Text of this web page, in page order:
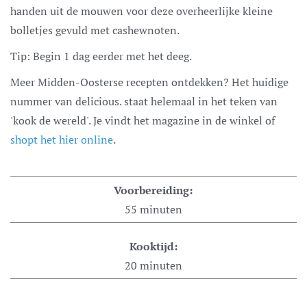
handen uit de mouwen voor deze overheerlijke kleine
bolletjes gevuld met cashewnoten.
Tip: Begin 1 dag eerder met het deeg.
Meer Midden-Oosterse recepten ontdekken? Het huidige
nummer van delicious. staat helemaal in het teken van
'kook de wereld'. Je vindt het magazine in de winkel of
shopt het hier online.
Voorbereiding:
55 minuten
Kooktijd:
20 minuten